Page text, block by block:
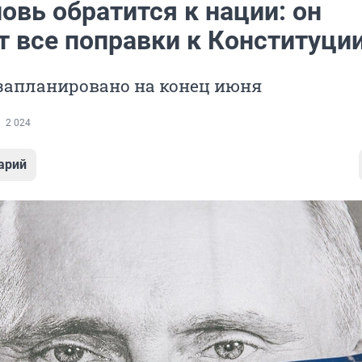
обратится к нации: он
все поправки к
на конец июня
2 024